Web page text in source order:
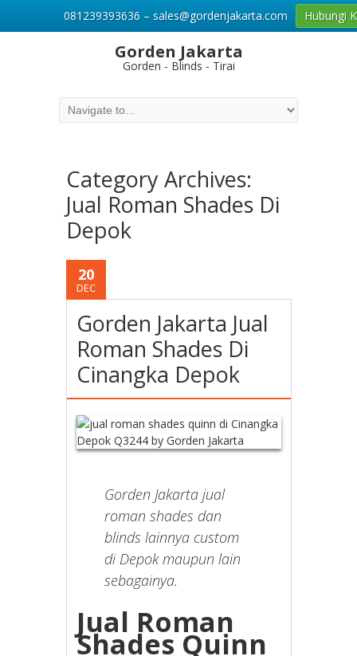
Gorden Jakarta
Gorden - Blinds - Tirai
Category Archives:
Jual Roman Shades Di
Depok
20
DEC
Gorden Jakarta Jual
Roman Shades Di
Cinangka Depok
Gorden Jakarta jual
roman shades dan
blinds lainnya custom
di Depok maupun lain
sebagainya.
Jual Roman
Shades Quinn
081239393636 – sales@gordenjakarta.com Hubungi